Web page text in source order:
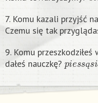
7. Komu kazali przyjść
Czemu się tak
9. Komu przeszkodziłeś
dałeś nauczkę?
ą
piessąs a